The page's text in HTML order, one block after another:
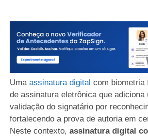
Uma assinatura digital com biometria
de assinatura eletrônica que adiciona
validação do signatário por
fortalecendo a prova de autoria em
Neste contexto, assinatura digital